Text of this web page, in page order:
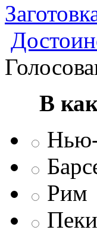
В
Рим